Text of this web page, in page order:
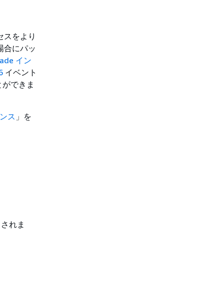
をより
合にパッ
イン
イベント
できま
ス 」を
れま